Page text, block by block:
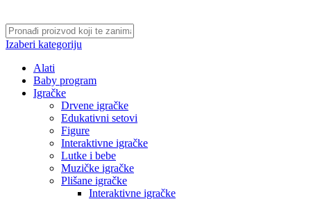
Izaberi kategoriju
Alati
Baby program
Igračke
Drvene igračke
Edukativni setovi
Figure
Interaktivne igračke
Lutke i bebe
Muzičke igračke
Plišane igračke
Interaktivne igračke